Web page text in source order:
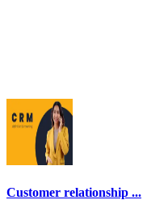
Customer relationship ...